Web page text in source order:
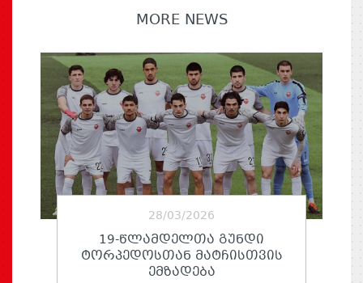
MORE NEWS
28/03/2026
19-ᲬᲚᲐᲛᲓᲔᲚᲗᲐ ᲒᲣᲜᲓᲘ
ᲢᲝᲠᲞᲔᲓᲝᲡᲗᲐᲜ ᲛᲐᲢᲩᲘᲡᲗᲕᲘᲡ
ᲔᲛᲖᲐᲓᲔᲑᲐ